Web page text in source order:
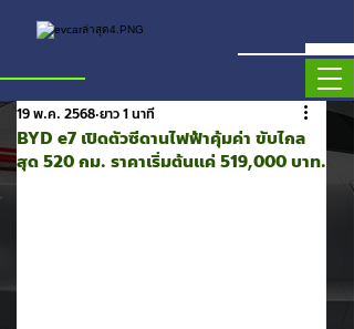
BYD e7 เปิดตัวซีดานไฟฟ้าคุ้มค่า ขับไกล
สุด 520 กม. ราคาเริ่มต้นแค่ 519,000 บาท.
19 พ.ค. 2568 ยาว 1 นาที